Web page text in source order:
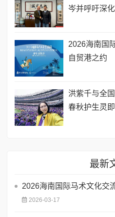
岑并呼吁深
2026海南国
自贸港之约
洪紫千与全
春秋护生灵
最新
2026海南国际马术文化交
2026-03-17